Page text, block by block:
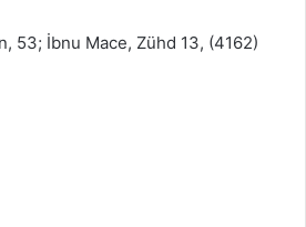
53; İbnu Mace, Zühd 13, (4162)